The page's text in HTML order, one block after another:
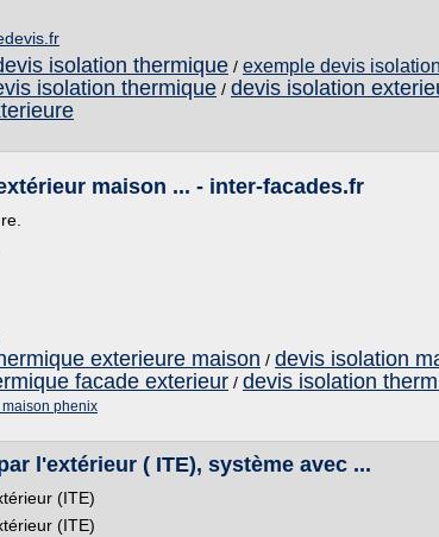
isolation thermique / exemple devis isolation
isolation thermique / devis isolation
maison ... - inter-facades.fr
exterieure maison / devis isolation
facade exterieur / devis isolation
phenix
l'extérieur ( ITE), système avec ...
(ITE)
(ITE)